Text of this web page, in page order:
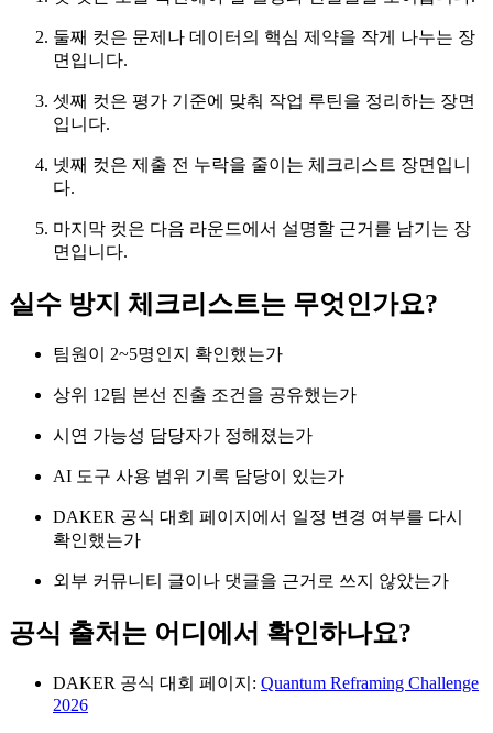
둘째 컷은 문제나 데이터의 핵심 제약을 작게 나누는 장
면입니다.
셋째 컷은 평가 기준에 맞춰 작업 루틴을 정리하는 장면
입니다.
넷째 컷은 제출 전 누락을 줄이는 체크리스트 장면입니
다.
마지막 컷은 다음 라운드에서 설명할 근거를 남기는 장
면입니다.
실수 방지 체크리스트는 무엇인가요?
팀원이 2~5명인지 확인했는가
상위 12팀 본선 진출 조건을 공유했는가
시연 가능성 담당자가 정해졌는가
AI 도구 사용 범위 기록 담당이 있는가
DAKER 공식 대회 페이지에서 일정 변경 여부를 다시
확인했는가
외부 커뮤니티 글이나 댓글을 근거로 쓰지 않았는가
공식 출처는 어디에서 확인하나요?
DAKER 공식 대회 페이지: Quantum Reframing Challenge
2026